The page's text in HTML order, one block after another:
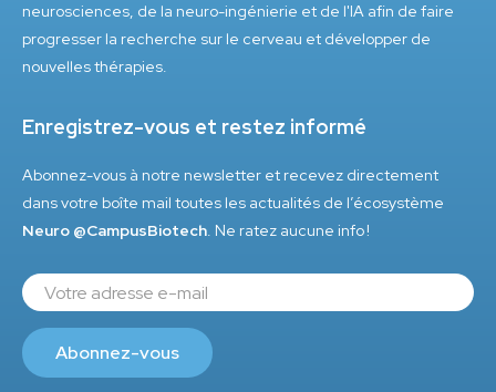
neurosciences, de la neuro-ingénierie et de l'IA afin de faire
progresser la recherche sur le cerveau et développer de
nouvelles thérapies.
Enregistrez-vous et restez informé
Abonnez-vous à notre newsletter et recevez directement
dans votre boîte mail toutes les actualités de l’écosystème
Neuro @CampusBiotech. Ne ratez aucune info !